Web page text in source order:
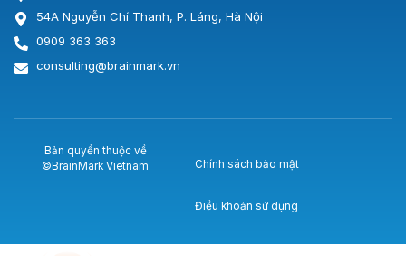
54A Nguyễn Chí Thanh, P. Láng, Hà Nội
0909 363 363
consulting@brainmark.vn
Bản quyền thuộc về
©BrainMark Vietnam
Chính sách bảo mật
Điều khoản sử dụng